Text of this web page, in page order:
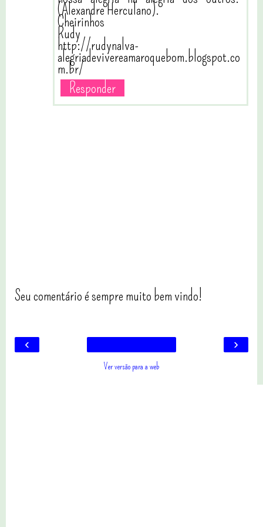
(Alexandre Herculano).
Cheirinhos
Rudy
http://rudynalva-
alegriadevivereamaroquebom.blogspot.co
m.br/
Responder
Seu comentário é sempre muito bem vindo!
‹ ›
Ver versão para a web